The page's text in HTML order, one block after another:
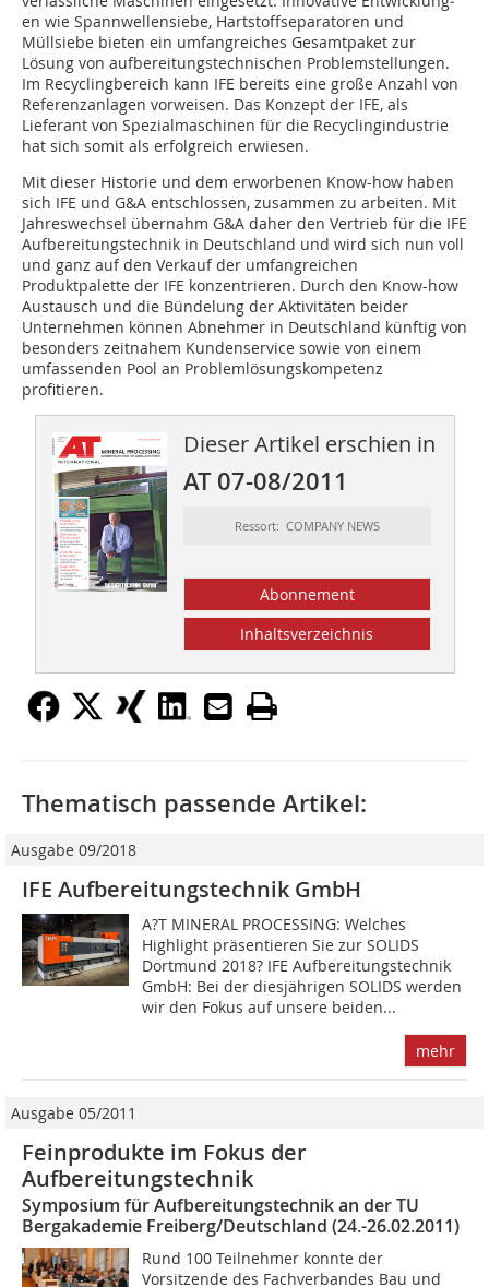
en wie Spannwellensiebe, Hartstoffseparatoren und
Müllsiebe bieten ein umfangreiches Gesamtpaket zur
Lösung von aufbereitungstechnischen Problemstellungen.
Im Recyclingbereich kann IFE bereits eine große Anzahl von
Referenzanlagen vorweisen. Das Konzept der IFE, als
Lieferant von Spezialmaschinen für die Recycling­industrie
hat sich somit als erfolgreich erwiesen.
Mit dieser Historie und dem erworbenen Know-how haben
sich IFE und G&A entschlossen, zusammen zu arbeiten. Mit
Jahreswechsel übernahm G&A daher den Vertrieb für die IFE
Aufbereitungstechnik in Deutschland und wird sich nun voll
und ganz auf den Verkauf der umfangreichen
Produktpalette der IFE konzentrieren. Durch den Know-how
Austausch und die Bündelung der Aktivitäten beider
Unternehmen können Abnehmer in Deutschland künftig von
besonders zeitnahem Kundenservice sowie von einem
umfassenden Pool an Problemlösungskompetenz
profitieren.
Dieser Artikel erschien in
AT 07-08/2011
Ressort: COMPANY NEWS
Abonnement
Inhaltsverzeichnis
Thematisch passende Artikel:
Ausgabe 09/2018
IFE Aufbereitungstechnik GmbH
A?T MINERAL PROCESSING: Welches
Highlight präsentieren Sie zur SOLIDS
Dortmund 2018? IFE Aufbereitungstechnik
GmbH: Bei der diesjährigen SOLIDS werden
wir den Fokus auf unsere beiden...
mehr
Ausgabe 05/2011
Feinprodukte im Fokus der
Aufbereitungstechnik
Symposium für Aufbereitungstechnik an der TU
Bergakademie Freiberg/Deutschland (24.-26.02.2011)
Rund 100 Teilnehmer konnte der
Vorsitzende des Fachverbandes Bau und